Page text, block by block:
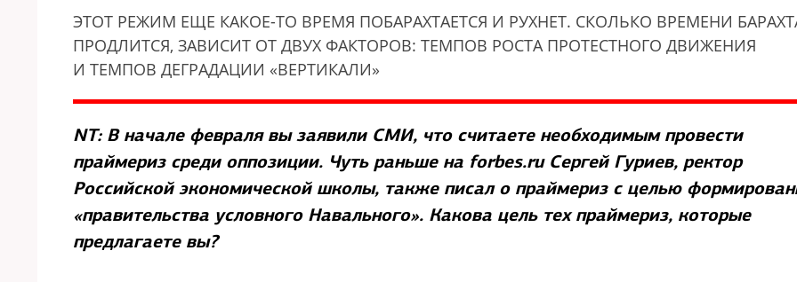
ЭТОТ РЕЖИМ ЕЩЕ КАКОЕ-ТО ВРЕМЯ ПОБАРАХТАЕТСЯ И РУХНЕТ. СКОЛЬКО ВРЕМЕНИ
ПРОДЛИТСЯ, ЗАВИСИТ ОТ ДВУХ ФАКТОРОВ: ТЕМПОВ РОСТА ПРОТЕСТНОГО ДВИЖЕНИЯ
И ТЕМПОВ ДЕГРАДАЦИИ «ВЕРТИКАЛИ»
NT: В начале февраля вы заявили СМИ, что считаете необходимым провести
праймериз среди оппозиции. Чуть раньше на forbes.ru Сергей Гуриев, ректор
Российской экономической школы, также писал о праймериз с целью
«правительства условного Навального». Какова цель тех праймериз, которые
предлагаете вы?